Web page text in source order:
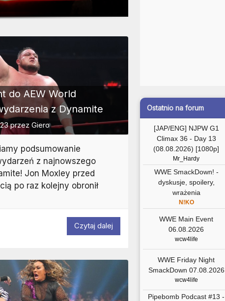
do AEW World
z Dynamite
przezGiero
podsumowanie
z najnowszego
Jon Moxley przed
po raz kolejny obronił
Czytaj dalej
Ostatnio na forum
[JAP/ENG] NJPW G1
Climax 36 - Day 13
(08.08.2026) [1080p]
Mr_Hardy
WWE SmackDown! -
dyskusje, spoilery,
wrażenia
N!KO
WWE Main Event
06.08.2026
wcw4life
WWE Friday Night
SmackDown 07.08.2026
wcw4life
Pipebomb Podcast #13 -